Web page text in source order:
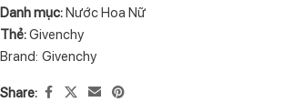
Danh mục:Nước Hoa Nữ
Thẻ:Givenchy
Brand: Givenchy
Share: